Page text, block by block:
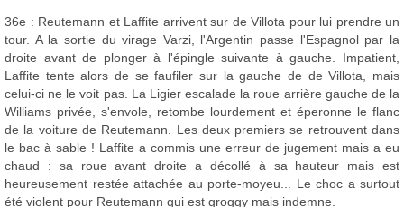
36e : Reutemann et Laffite arrivent sur de Villota pour lui prendre un
tour. A la sortie du virage Varzi, l'Argentin passe l'Espagnol par la
droite avant de plonger à l'épingle suivante à gauche. Impatient,
Laffite tente alors de se faufiler sur la gauche de de Villota, mais
celui-ci ne le voit pas. La Ligier escalade la roue arrière gauche de la
Williams privée, s'envole, retombe lourdement et éperonne le flanc
de la voiture de Reutemann. Les deux premiers se retrouvent dans
le bac à sable ! Laffite a commis une erreur de jugement mais a eu
chaud : sa roue avant droite a décollé à sa hauteur mais est
heureusement restée attachée au porte-moyeu... Le choc a surtout
été violent pour Reutemann qui est groggy mais indemne.